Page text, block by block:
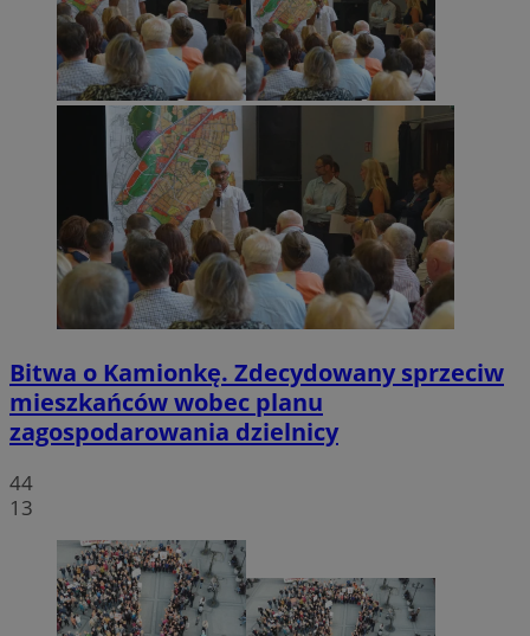
Bitwa o Kamionkę. Zdecydowany sprzeciw
mieszkańców wobec planu
zagospodarowania dzielnicy
44
13